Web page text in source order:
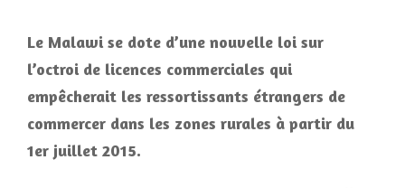
Le Malawi se dote d’une nouvelle loi sur
l’octroi de licences commerciales qui
empêcherait les ressortissants étrangers de
commercer dans les zones rurales à partir du
1er juillet 2015.